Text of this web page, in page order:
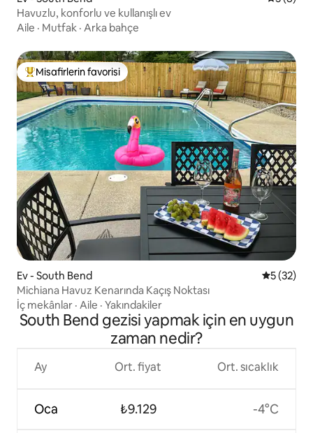
Havuzlu, konforlu ve kullanışlı ev
Aile · Mutfak · Arka bahçe
Misafirlerin favorilerinden en beğenilenler arasında
Misafirlerin favorisi
Ev - South Bend 55 (32)
Michiana Havuz Kenarında Kaçış Noktası
İç mekânlar · Aile · Yakındakiler
South Bend gezisi yapmak için en uygun
zaman nedir?
Ay
Oca
Ort. fiyat
₺9.129
Ort. sıcaklık
-4°C